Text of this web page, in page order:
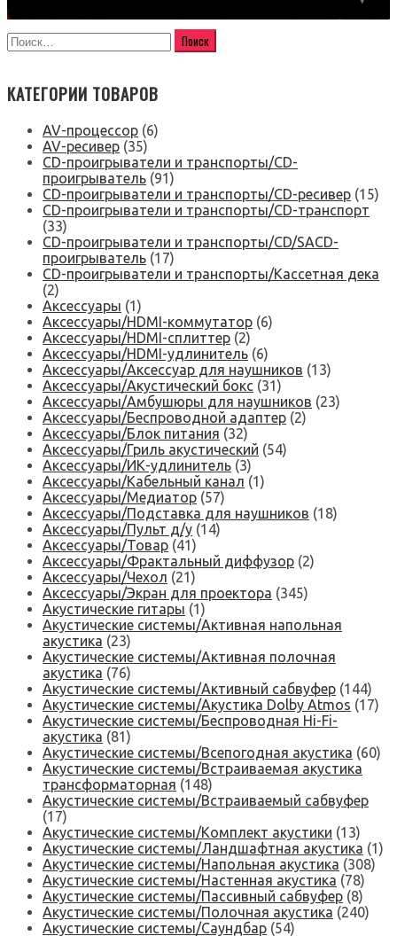
КАТЕГОРИИ ТОВАРОВ
AV-процессор (6)
AV-ресивер (35)
CD-проигрыватели и транспорты/CD-
проигрыватель (91)
CD-проигрыватели и транспорты/CD-ресивер (15)
CD-проигрыватели и транспорты/CD-транспорт
(33)
CD-проигрыватели и транспорты/CD/SACD-
проигрыватель (17)
CD-проигрыватели и транспорты/Кассетная дека
(2)
Аксессуары (1)
Аксессуары/HDMI-коммутатор (6)
Аксессуары/HDMI-сплиттер (2)
Аксессуары/HDMI-удлинитель (6)
Аксессуары/Аксессуар для наушников (13)
Аксессуары/Акустический бокс (31)
Аксессуары/Амбушюры для наушников (23)
Аксессуары/Беспроводной адаптер (2)
Аксессуары/Блок питания (32)
Аксессуары/Гриль акустический (54)
Аксессуары/ИК-удлинитель (3)
Аксессуары/Кабельный канал (1)
Аксессуары/Медиатор (57)
Аксессуары/Подставка для наушников (18)
Аксессуары/Пульт д/у (14)
Аксессуары/Товар (41)
Аксессуары/Фрактальный диффузор (2)
Аксессуары/Чехол (21)
Аксессуары/Экран для проектора (345)
Акустические гитары (1)
Акустические системы/Активная напольная
акустика (23)
Акустические системы/Активная полочная
акустика (76)
Акустические системы/Активный сабвуфер (144)
Акустические системы/Акустика Dolby Atmos (17)
Акустические системы/Беспроводная Hi-Fi-
акустика (81)
Акустические системы/Всепогодная акустика (60)
Акустические системы/Встраиваемая акустика
трансформаторная (148)
Акустические системы/Встраиваемый сабвуфер
(17)
Акустические системы/Комплект акустики (13)
Акустические системы/Ландшафтная акустика (1)
Акустические системы/Напольная акустика (308)
Акустические системы/Настенная акустика (78)
Акустические системы/Пассивный сабвуфер (8)
Акустические системы/Полочная акустика (240)
Акустические системы/Саундбар (54)